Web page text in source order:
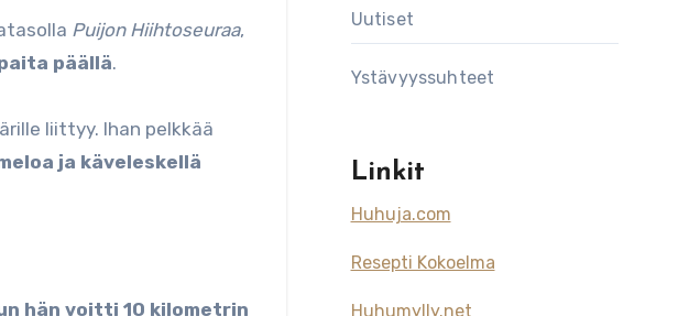
Puijon Hiihtoseuraa,
päällä.
liittyy. Ihan pelkkää
ja käveleskellä
hän voitti 10 kilometrin
Uutiset
Ystävyyssuhteet
Linkit
Huhuja.com
Resepti Kokoelma
Huhumylly.net